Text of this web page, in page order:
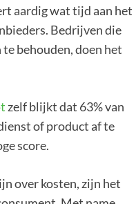
aardig wat tijd aan het
Bedrijven die
behouden, doen het
zelf blijkt dat 63% van
of product af te
score.
over kosten, zijn het